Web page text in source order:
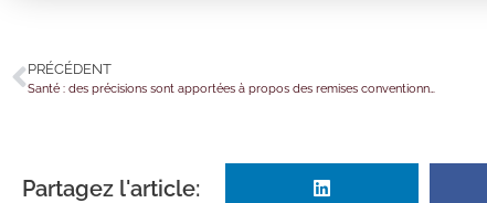
PRÉCÉDENT
Santé : des précisions sont apportées à propos des remises conventionnées
Partagez l'article: